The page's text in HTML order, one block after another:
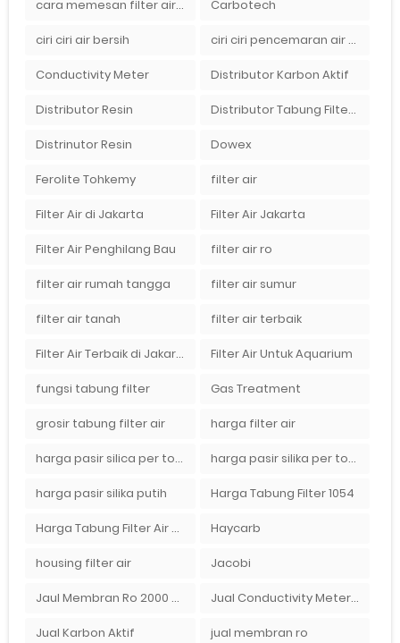
cara memesan filter air Ady Wate Carbotech
ciri ciri air bersih ciri ciri pencemaran air sumur bor di rumah
Conductivity Meter Distributor Karbon Aktif
Distributor Resin Distributor Tabung Filter Air FRP1054 di Bandung
Distrinutor Resin Dowex
Ferolite Tohkemy filter air
Filter Air di Jakarta Filter Air Jakarta
Filter Air Penghilang Bau filter air ro
filter air rumah tangga filter air sumur
filter air tanah filter air terbaik
Filter Air Terbaik di Jakarta Filter Air Untuk Aquarium
fungsi tabung filter Gas Treatment
grosir tabung filter air harga filter air
harga pasir silica per ton per kg harga pasir silika per ton per kg
harga pasir silika putih Harga Tabung Filter 1054
Harga Tabung Filter Air Sumur Haycarb
housing filter air Jacobi
Jaul Membran Ro 2000 GPD Harga Murah Jual Conductivity Meter Lutron
Jual Karbon Aktif jual membran ro